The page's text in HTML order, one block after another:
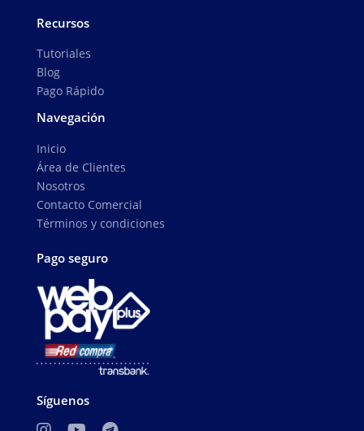
Recursos
Tutoriales
Blog
Pago Rápido
Navegación
Inicio
Área de Clientes
Nosotros
Contacto Comercial
Términos y condiciones
Pago seguro
Síguenos